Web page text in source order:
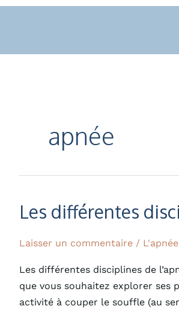
apnée
Les différentes
Laisser un commentaire / L'apnée
Les différentes disciplines de
que vous souhaitez explorer ses
activité à couper le souffle (au
Les
disciplines
l’apnée
:
guide